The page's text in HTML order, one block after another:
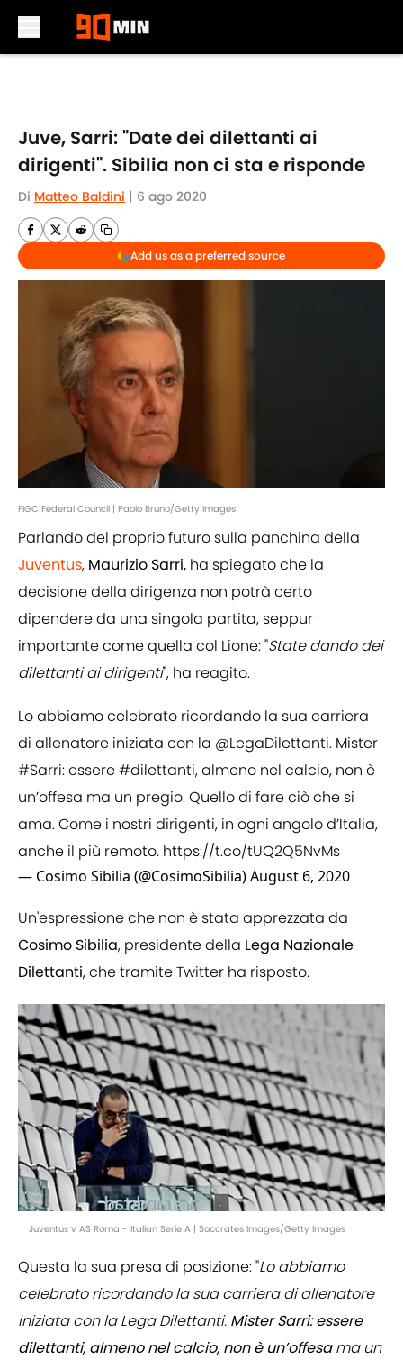
Juve, Sarri: "Date dei dilettanti ai
dirigenti". Sibilia non ci sta e risponde
Di Matteo Baldini | 6 ago 2020
Add us as a preferred source
FIGC Federal Council | Paolo Bruno/Getty Images
Parlando del proprio futuro sulla panchina della
Juventus, Maurizio Sarri, ha spiegato che la
decisione della dirigenza non potrà certo
dipendere da una singola partita, seppur
importante come quella col Lione: "State dando dei
dilettanti ai dirigenti", ha reagito.
Lo abbiamo celebrato ricordando la sua carriera
di allenatore iniziata con la @LegaDilettanti. Mister
#Sarri: essere#dilettanti, almeno nel calcio, non è
un’offesa ma un pregio. Quello di fare ciò che si
ama. Come i nostri dirigenti, in ogni angolo d’Italia,
anche il più remoto. https://t.co/tUQ2Q5NvMs
— Cosimo Sibilia (@CosimoSibilia)August 6, 2020
Un'espressione che non è stata apprezzata da
Cosimo Sibilia, presidente della Lega Nazionale
Dilettanti, che tramite Twitter ha risposto.
Juventus v AS Roma - Italian Serie A | Soccrates Images/Getty Images
Questa la sua presa di posizione: "Lo abbiamo
celebrato ricordando la sua carriera di allenatore
iniziata con la Lega Dilettanti. Mister Sarri: essere
dilettanti, almeno nel calcio, non è un’offesama un